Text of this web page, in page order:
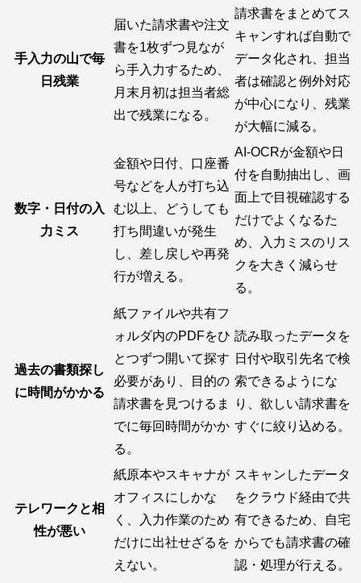
手入力の山で毎
日残業
届いた請求書や注文
書を1枚ずつ見なが
ら手入力するため、
月末月初は担当者総
出で残業になる。
請求書をまとめてス
キャンすれば自動で
データ化され、担当
者は確認と例外対応
が中心になり、残業
が大幅に減る。
数字・日付の入
力ミス
金額や日付、口座番
号などを人が打ち込
む以上、どうしても
打ち間違いが発生
し、差し戻しや再発
行が増える。
AI-OCRが金額や日
付を自動抽出し、画
面上で目視確認する
だけでよくなるた
め、入力ミスのリス
クを大きく減らせ
る。
過去の書類探し
に時間がかかる
紙ファイルや共有フ
ォルダ内のPDFをひ
とつずつ開いて探す
必要があり、目的の
請求書を見つけるま
でに毎回時間がかか
る。
読み取ったデータを
日付や取引先名で検
索できるようにな
り、欲しい請求書を
すぐに絞り込める。
テレワークと相
性が悪い
紙原本やスキャナが
オフィスにしかな
く、入力作業のため
だけに出社せざるを
えない。
スキャンしたデータ
をクラウド経由で共
有できるため、自宅
からでも請求書の確
認・処理が行える。